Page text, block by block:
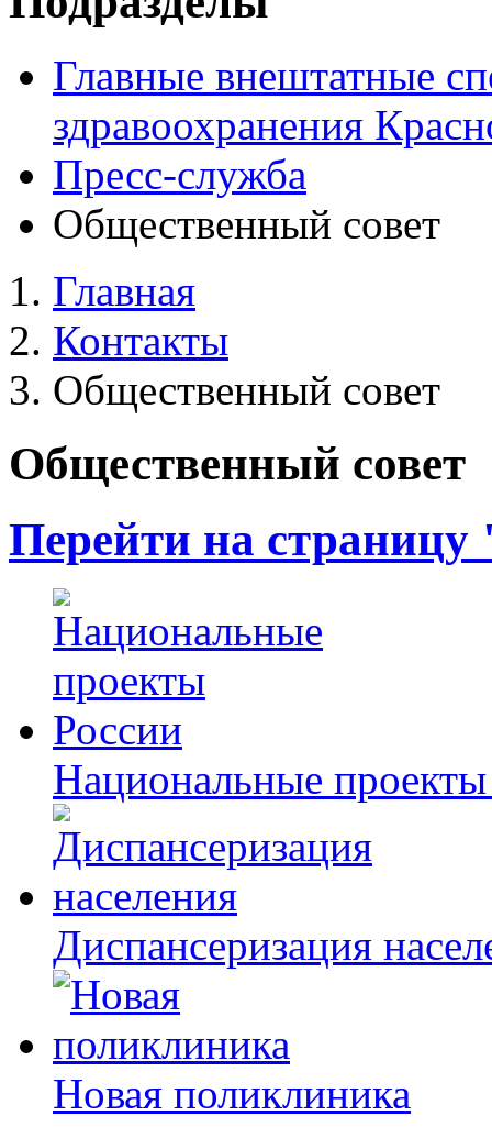
Главные внештатные
здравоохранения
Пресс-служба
Общественный совет
Главная
Контакты
Общественный совет
Общественный совет
Перейти на
Национальные
Диспансеризация
Новая поликлиника